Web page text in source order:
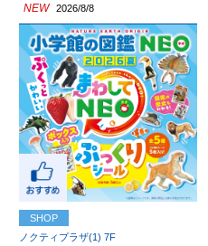
NEW 2026/8/8
SHOP
ノクティプラザ(1) 7F